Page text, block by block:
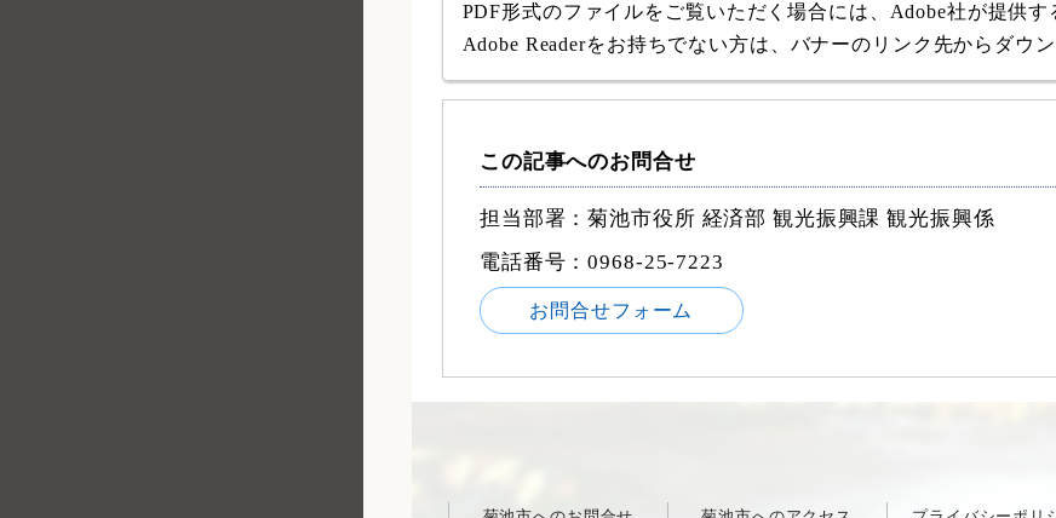
PDF形式のファイルをご覧いただく場合には、Adobe社が提供す
Adobe Readerをお持ちでない方は、バナーのリンク先からダウ
この記事へのお問合せ
担当部署：菊池市役所 経済部 観光振興課 観光振興係
電話番号：0968-25-7223
お問合せフォーム